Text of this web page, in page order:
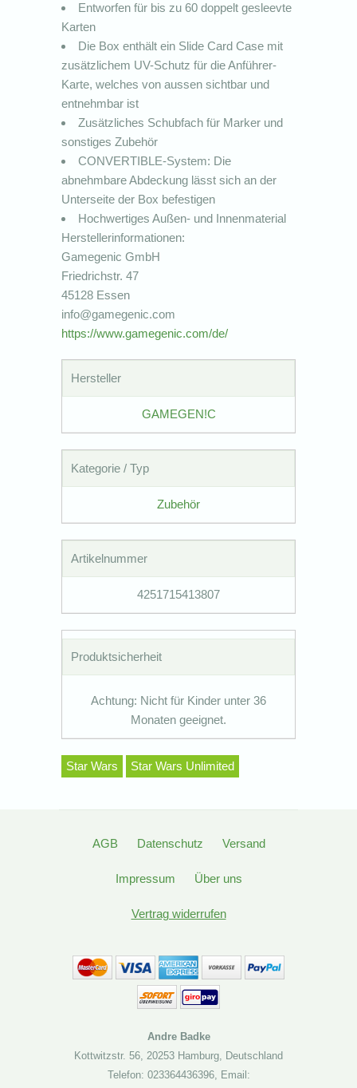
Entworfen für bis zu 60 doppelt gesleevte
Karten
Die Box enthält ein Slide Card Case mit
zusätzlichem UV-Schutz für die Anführer-
Karte, welches von aussen sichtbar und
entnehmbar ist
Zusätzliches Schubfach für Marker und
sonstiges Zubehör
CONVERTIBLE-System: Die
abnehmbare Abdeckung lässt sich an der
Unterseite der Box befestigen
Hochwertiges Außen- und Innenmaterial
Herstellerinformationen:
Gamegenic GmbH
Friedrichstr. 47
45128 Essen
info@gamegenic.com
https://www.gamegenic.com/de/
Hersteller
GAMEGEN!C
Kategorie / Typ
Zubehör
Artikelnummer
4251715413807
Produktsicherheit
Achtung: Nicht für Kinder unter 36
Monaten geeignet.
Star Wars Star Wars Unlimited
AGB Datenschutz Versand
Impressum Über uns
Vertrag widerrufen
Andre Badke
Kottwitzstr. 56, 20253 Hamburg, Deutschland
Telefon: 023364436396, Email: